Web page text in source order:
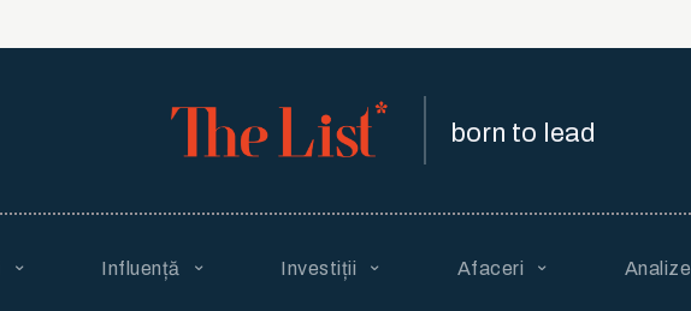
born to lead
Influență Investiții Afaceri Analize